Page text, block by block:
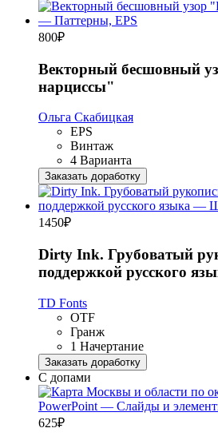
800₽
Векторный бесшовный
нарциссы"
Ольга Скабицкая
EPS
Винтаж
4 Варианта
Заказать доработку
1450₽
Dirty Ink. Грубоватый
поддержкой русского
TD Fonts
OTF
Гранж
1 Начертание
Заказать доработку
С допами
625₽